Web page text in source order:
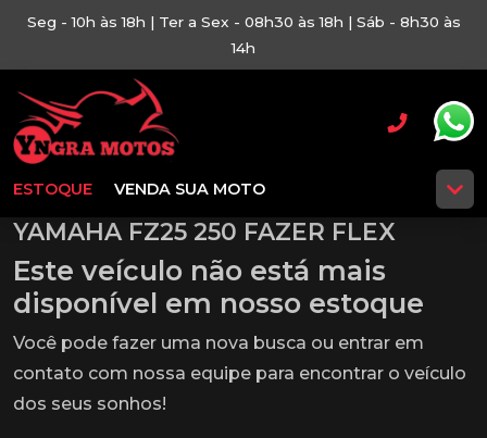
Seg - 10h às 18h | Ter a Sex - 08h30 às 18h | Sáb - 8h30 às
14h
ESTOQUE VENDA SUA MOTO
YAMAHA FZ25 250 FAZER FLEX
Este veículo não está mais
disponível em nosso estoque
Você pode fazer uma nova busca ou entrar em
contato com nossa equipe para encontrar o veículo
dos seus sonhos!